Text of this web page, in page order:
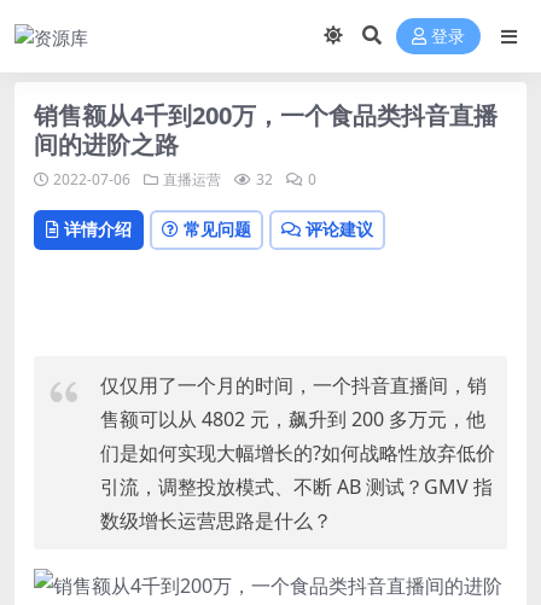
登录
销售额从4千到200万，一个食品类抖音直播
间的进阶之路
2022-07-06 直播运营 32 0
详情介绍 常见问题 评论建议
仅仅用了一个月的时间，一个抖音直播间，销
售额可以从 4802 元，飙升到 200 多万元，他
们是如何实现大幅增长的?如何战略性放弃低价
引流，调整投放模式、不断 AB 测试？GMV 指
数级增长运营思路是什么？